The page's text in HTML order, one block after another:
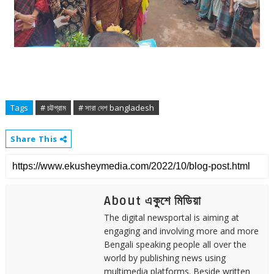
Tags # চট্টগ্রাম # সারা দেশ bangladesh
Share This
About একুশে মিডিয়া
The digital newsportal is aiming at
engaging and involving more and more
Bengali speaking people all over the
world by publishing news using
multimedia platforms. Beside written